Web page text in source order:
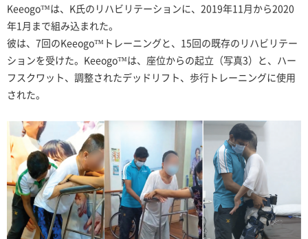
Keeogo™は、K氏のリハビリテーションに、2019年11月から2020
年1月まで組み込まれた。
彼は、7回のKeeogo™トレーニングと、15回の既存のリハビリテー
ションを受けた。Keeogo™は、座位からの起立（写真3）と、ハー
フスクワット、調整されたデッドリフト、歩行トレーニングに使用
された。